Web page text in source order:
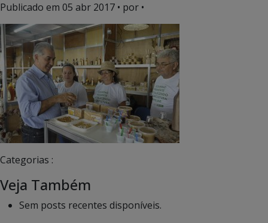
Publicado em 05 abr 2017 • por •
Categorias :
Veja Também
Sem posts recentes disponíveis.